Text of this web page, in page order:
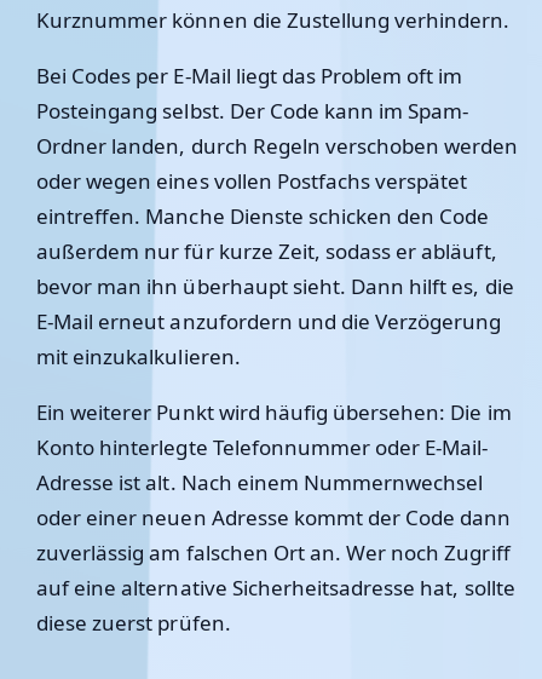
Kurznummer können die Zustellung verhindern.
Bei Codes per E-Mail liegt das Problem oft im
Posteingang selbst. Der Code kann im Spam-
Ordner landen, durch Regeln verschoben werden
oder wegen eines vollen Postfachs verspätet
eintreffen. Manche Dienste schicken den Code
außerdem nur für kurze Zeit, sodass er abläuft,
bevor man ihn überhaupt sieht. Dann hilft es, die
E-Mail erneut anzufordern und die Verzögerung
mit einzukalkulieren.
Ein weiterer Punkt wird häufig übersehen: Die im
Konto hinterlegte Telefonnummer oder E-Mail-
Adresse ist alt. Nach einem Nummernwechsel
oder einer neuen Adresse kommt der Code dann
zuverlässig am falschen Ort an. Wer noch Zugriff
auf eine alternative Sicherheitsadresse hat, sollte
diese zuerst prüfen.